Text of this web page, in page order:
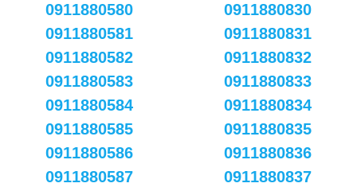
0911880580
0911880581
0911880582
0911880583
0911880584
0911880585
0911880586
0911880587
0911880830
0911880831
0911880832
0911880833
0911880834
0911880835
0911880836
0911880837